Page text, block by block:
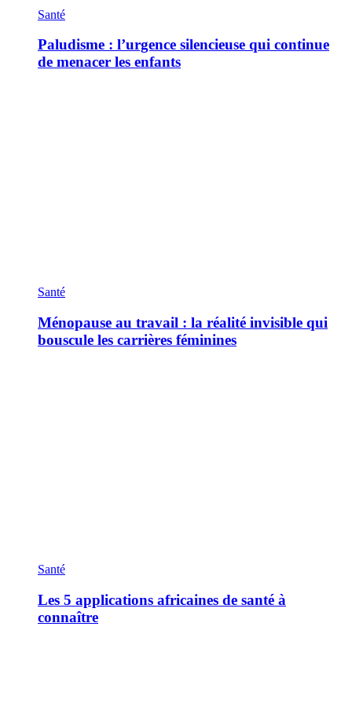
Santé
Paludisme : l’urgence silencieuse qui continue
de menacer les enfants
Santé
Ménopause au travail : la réalité invisible qui
bouscule les carrières féminines
Santé
Les 5 applications africaines de santé à
connaître